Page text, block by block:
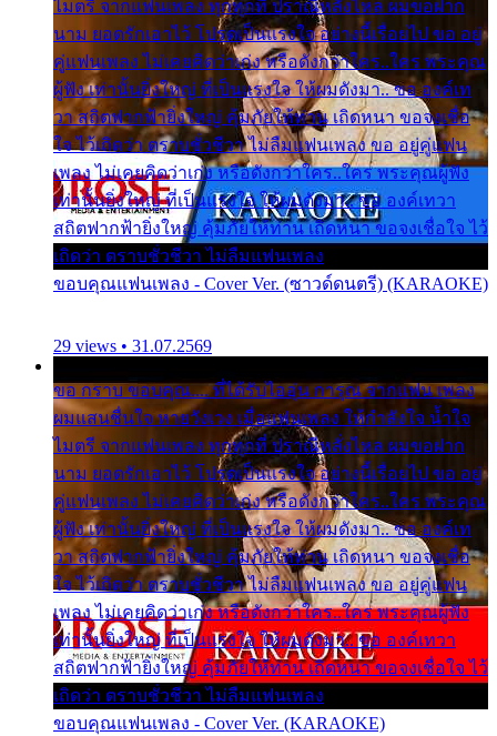
ไมตรี จากแฟนเพลง ทุกทุกที่ ปราณีหลั่งไหล ผมขอฝาก
นาม ยอดรักเอาไว้ โปรดเป็นแรงใจ อย่างนี้เรื่อยไป ขอ อยู่
คู่แฟนเพลง ไม่เคยคิดว่าเก่ง หรือดังกว่าใคร..ใคร พระคุณ
ผู้ฟัง เท่านั้นยิ่งใหญ่ ที่เป็นแรงใจ ให้ผมดังมา.. ขอ องค์เท
วา สถิตฟากฟ้ายิ่งใหญ่ คุ้มภัยให้ท่าน เถิดหนา ขอจงเชื่อ
ใจ ไว้เถิดว่า ตราบชั่วชีวา ไม่ลืมแฟนเพลง ขอ อยู่คู่แฟน
เพลง ไม่เคยคิดว่าเก่ง หรือดังกว่าใคร..ใคร พระคุณผู้ฟัง
เท่านั้นยิ่งใหญ่ ที่เป็นแรงใจ ให้ผมดังมา.. ขอ องค์เทวา
สถิตฟากฟ้ายิ่งใหญ่ คุ้มภัยให้ท่าน เถิดหนา ขอจงเชื่อใจ ไว้
เถิดว่า ตราบชั่วชีวา ไม่ลืมแฟนเพลง
ขอบคุณแฟนเพลง - Cover Ver. (ซาวด์ดนตรี) (KARAOKE)
29 views • 31.07.2569
ขอ กราบ ขอบคุณ.... ที่ได้รับไออุ่น การุณ จากแฟน เพลง
ผมแสนชื่นใจ หายวังเวง เมื่อแฟนเพลง ให้กำลังใจ น้ำใจ
ไมตรี จากแฟนเพลง ทุกทุกที่ ปราณีหลั่งไหล ผมขอฝาก
นาม ยอดรักเอาไว้ โปรดเป็นแรงใจ อย่างนี้เรื่อยไป ขอ อยู่
คู่แฟนเพลง ไม่เคยคิดว่าเก่ง หรือดังกว่าใคร..ใคร พระคุณ
ผู้ฟัง เท่านั้นยิ่งใหญ่ ที่เป็นแรงใจ ให้ผมดังมา.. ขอ องค์เท
วา สถิตฟากฟ้ายิ่งใหญ่ คุ้มภัยให้ท่าน เถิดหนา ขอจงเชื่อ
ใจ ไว้เถิดว่า ตราบชั่วชีวา ไม่ลืมแฟนเพลง ขอ อยู่คู่แฟน
เพลง ไม่เคยคิดว่าเก่ง หรือดังกว่าใคร..ใคร พระคุณผู้ฟัง
เท่านั้นยิ่งใหญ่ ที่เป็นแรงใจ ให้ผมดังมา.. ขอ องค์เทวา
สถิตฟากฟ้ายิ่งใหญ่ คุ้มภัยให้ท่าน เถิดหนา ขอจงเชื่อใจ ไว้
เถิดว่า ตราบชั่วชีวา ไม่ลืมแฟนเพลง
ขอบคุณแฟนเพลง - Cover Ver. (KARAOKE)